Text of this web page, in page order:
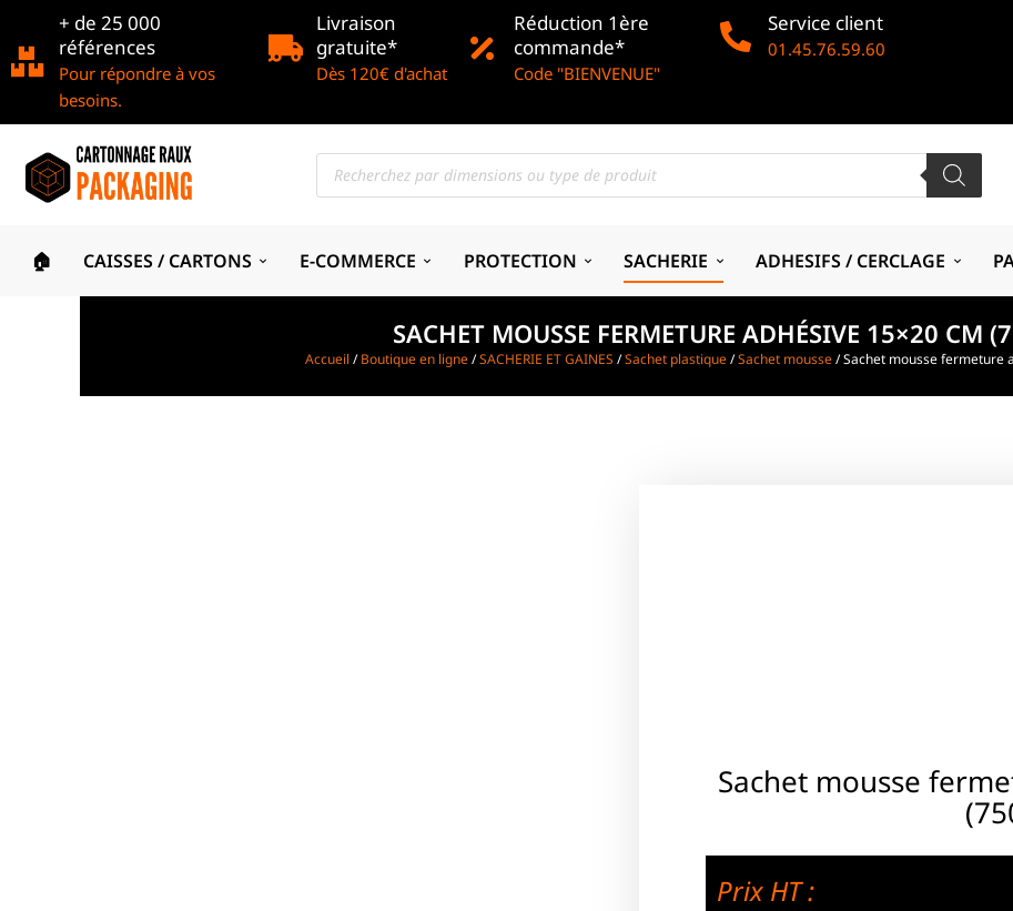
+ de 25 000
références
Pour répondre à vos
besoins.
Livraison
gratuite*
Dès 120€ d'achat
Réduction 1ère
commande*
Code "BIENVENUE"
Service client
01.45.76.59.60
🏠 CAISSES / CARTONS E-COMMERCE PROTECTION SACHERIE ADHESIFS / CERCLAGE
SACHET MOUSSE FERMETURE ADHÉSIVE 15×20 CM
Accueil /Boutique en ligne/SACHERIE ET GAINES /Sachet plastique/Sachet mousse/ Sachet mousse fermeture
Sachet mousse
Prix HT :